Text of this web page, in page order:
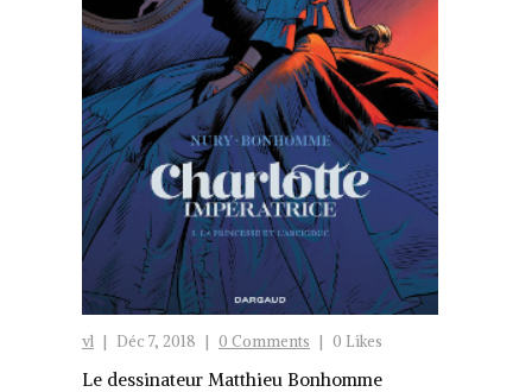
vl | Déc 7, 2018 | 0 Comments | 0 Likes
Le dessinateur Matthieu Bonhomme